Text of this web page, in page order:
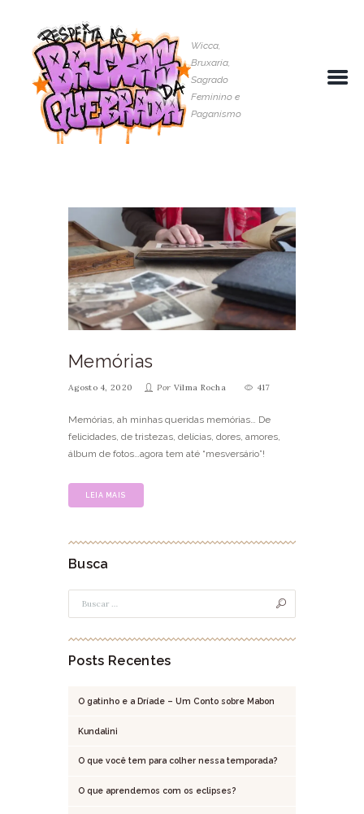
Wicca,
Bruxaria,
Sagrado
Feminino e
Paganismo
Memórias
Agosto 4, 2020 Por Vilma Rocha 417
Memórias, ah minhas queridas memórias… De
felicidades, de tristezas, delícias, dores, amores,
álbum de fotos…agora tem até “mesversário”!
LEIA MAIS
Busca
Posts Recentes
O gatinho e a Dríade – Um Conto sobre Mabon
Kundalini
O que você tem para colher nessa temporada?
O que aprendemos com os eclipses?